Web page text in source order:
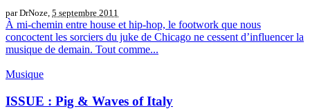
par DrNoze, 5 septembre 2011
À mi-chemin entre house et hip-hop, le footwork que nous
concoctent les sorciers du juke de Chicago ne cessent d’influencer la
musique de demain. Tout comme...
Musique
ISSUE : Pig & Waves of Italy